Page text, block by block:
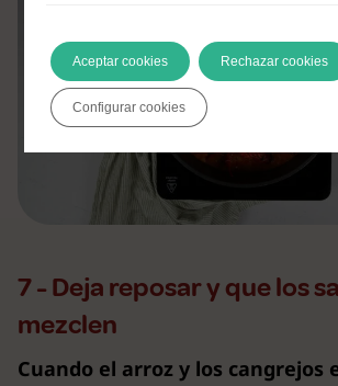
7 - Deja reposar y que los
mezclen
Cuando el arroz y los cangrejos
Aceptar cookies Rechazar cookies
Configurar cookies